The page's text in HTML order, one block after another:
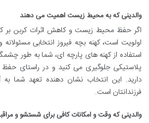
والدینی که به محیط زیست اهمیت می دهند
اگر حفظ محیط زیست و کاهش اثرات کربن بر
اولویت است، کهنه بچه فیروز انتخابی
استفاده از کهنه های پارچه ای، شما به طور
پلاستیکی جلوگیری می کنید و در راستای حفظ
دارید. این انتخاب نشان دهنده تعهد شما به
فرزندانتان است.
والدینی که وقت و امکانات کافی برای شستشو و